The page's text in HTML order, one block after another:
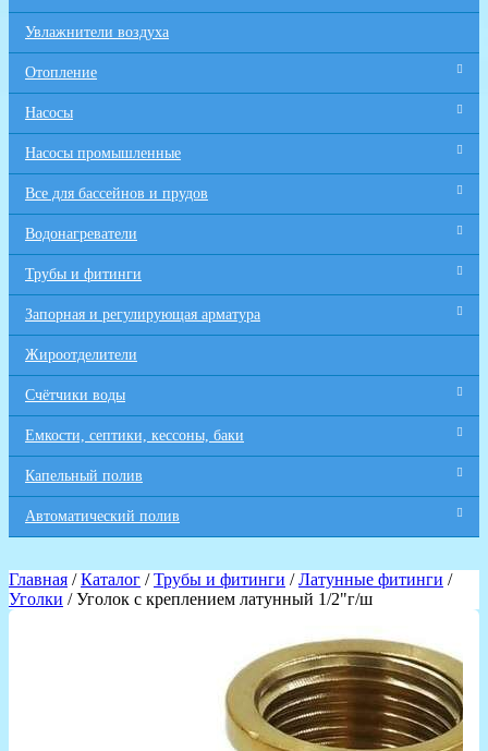
Увлажнители воздуха
Отопление
Насосы
Насосы промышленные
Все для бaссейнов и прудов
Водонагреватели
Трубы и фитинги
Запорная и регулирующая арматура
Жироотделители
Счётчики воды
Емкости, септики, кессоны, баки
Капельный полив
Автоматический полив
Главная /Каталог /Трубы и фитинги /Латунные фитинги /
Уголки / Уголок с креплением латунный 1/2"г/ш